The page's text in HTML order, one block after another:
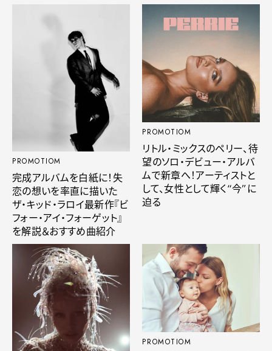
PROMOTIOM
完成アルバムを白紙に！失
恋の想いを率直に描いた
ザ・キッド・ラロイ最新作『ビ
フォー・アイ・フォーゲット』
を解説＆おすすめ曲紹介
PROMOTIOM
リトル・ミックスのペリー、待
望のソロ・デビュー・アルバ
ムで新章へ！アーティストと
して、女性として輝く“今”に
迫る
PROMOTIOM